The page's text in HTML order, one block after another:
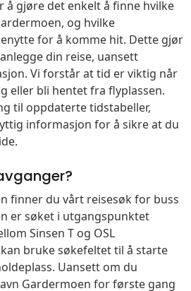
å gjøre det enkelt å finne hvilke
og hvilke
for å komme hit. Dette gjør
din reise, uansett
Vi forstår at tid er viktig når
eller bli hentet fra flyplassen.
til oppdaterte tidstabeller,
informasjon for å sikre at du
finner du vårt reisesøk for buss
er søket i utgangspunktet
Sinsen T og OSL
bruke søkefeltet til å starte
Uansett om du
Gardermoen for første gang